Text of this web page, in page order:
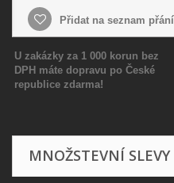
Přidat na seznam přání
U zakázky za 1 000 korun bez
DPH máte dopravu po České
republice zdarma!
MNOŽSTEVNÍ SLEVY